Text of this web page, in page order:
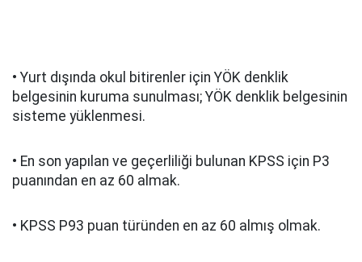
• Yurt dışında okul bitirenler için YÖK denklik
belgesinin kuruma sunulması; YÖK denklik belgesinin
sisteme yüklenmesi.
• En son yapılan ve geçerliliği bulunan KPSS için P3
puanından en az 60 almak.
• KPSS P93 puan türünden en az 60 almış olmak.